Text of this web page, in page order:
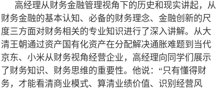
高经理从财务金融管理视角下的历史和现实讲起，从
财务金融的基本认知、必备的财务理念、金融创新的尺
度三方面对财务相关的专业知识进行了深入讲解。从大
清王朝通过资产国有化资产在分配解决通胀难题到当代
京东、小米从财务视角经营企业，高经理向同学们展示
了财务知识、财务思维的重要性。他说：“只有懂得财
务，才能看清商业模式、算清业绩价值、识别经营风